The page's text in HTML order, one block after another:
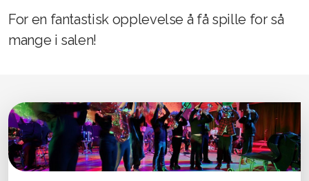
For en fantastisk opplevelse å få spille for så
mange i salen!